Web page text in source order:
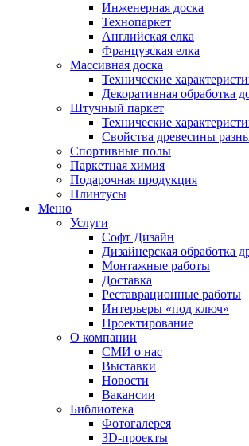
Инженерная доска
Технопаркет
Английская елка
Французская елка
Массивная доска
Технические
Декоративная обработка
Штучный паркет
Технические
Свойства древесины
Спортивные полы
Паркетная химия
Подарочная продукция
Плинтусы
Меню
Услуги
Софт Дизайн
Дизайнерская обработка
Монтажные работы
Доставка
Реставрационные работы
Интерьеры «под ключ»
Проектирование
О компании
СМИ о нас
Выставки
Новости
Вакансии
Библиотека
Фотогалерея
3D-проекты